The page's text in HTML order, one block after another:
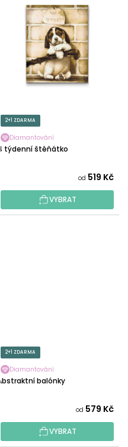
2+1 ZDARMA
Diamantování
4 týdenní štěňátko
od 519 Kč
VYBRAT
2+1 ZDARMA
Diamantování
Abstraktní balónky
od 579 Kč
VYBRAT